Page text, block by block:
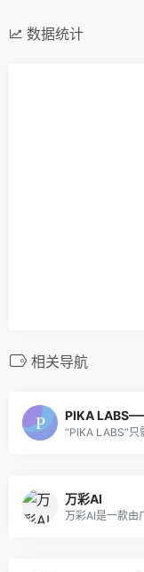
数据统计
相关导航
PIKA
万彩AI